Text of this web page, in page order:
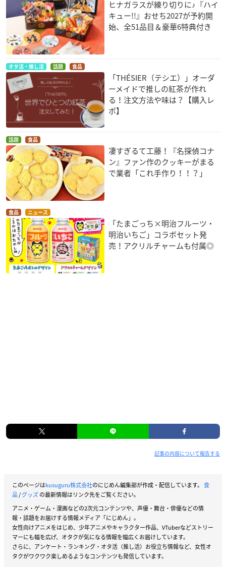
ヒナガラスが練り切りに♪『ハイ
キュー!!』おせち2027が予約開
始、全51品目＆豪華6特典付き
オタ活・推し活 話題 食品
「THÉSIER（テシエ）」オーダ
ーメイドで推しの紅茶が作れ
る！注文方法や味は？【購入レ
ポ】
話題 食品
凄すぎるて工藤！『名探偵コナ
ン』ファン作のクッキーがまる
で業者「これ手作り！！？」
食品 ニュース
「たまごっち×明治フルーツ・
明治いちご」コラボセット発
売！アクリルチャームも付属◎
記事の内容について報告する
このページはkusuguru株式会社のにじめん編集部が作成・配信しています。 食
品/グッズの最新情報はリンク先をご覧ください。
アニメ・ゲーム・漫画などの2次元コンテンツや、声優・舞台・俳優などの情
報・話題をお届けする情報メディア「にじめん」。
女性向けアニメをはじめ、少年アニメやキャラクター作品、VTuberなどストリー
マーにも幅を広げ、オタクが気になる情報を幅広くお届けしています。
さらに、アンケート・ランキング・オタ活（推し活）お役立ち情報など、女性オ
タクがワクワク楽しめるようなコンテンツも発信しています。